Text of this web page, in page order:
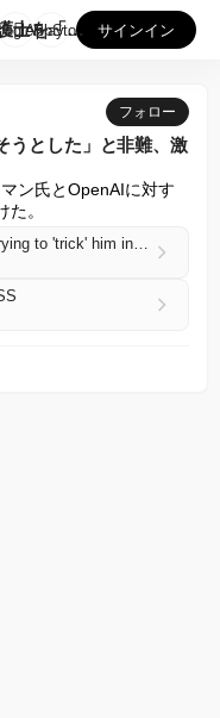
マスク氏、OpenAIの弁護士を「騙そうとした」と非難、激し...
AppStore サインイン
フォロー
うとした」と非難、激
ン氏とOpenAIに対す
。
Musk accuses OpenAI lawyer of trying to 'trick' him in combative testimony